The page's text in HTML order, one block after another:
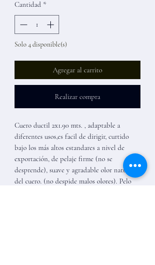
Cantidad *
Solo 4 disponible(s)
Agregar al carrito
Realizar compra
Cuero ductil 2x1.90 mts. , adaptable a
diferentes usos,es facil de dirigir, curtido
bajo los más altos estandares a nivel de
exportación, de pelaje firme (no se
desprende), suave y agradable olor natural
del cuero. (no despide malos olores). Pelo